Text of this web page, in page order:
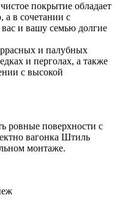
покрытие обладает
а в сочетании с
и вашу семью долгие
и палубных
и перголах, а также
с высокой
ровные поверхности с
вагонка Штиль
монтаже.